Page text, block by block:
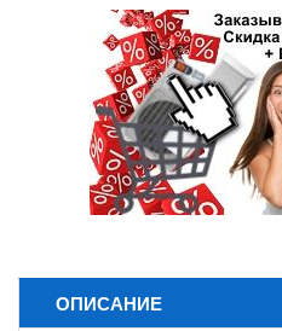
ОПИСАНИЕ